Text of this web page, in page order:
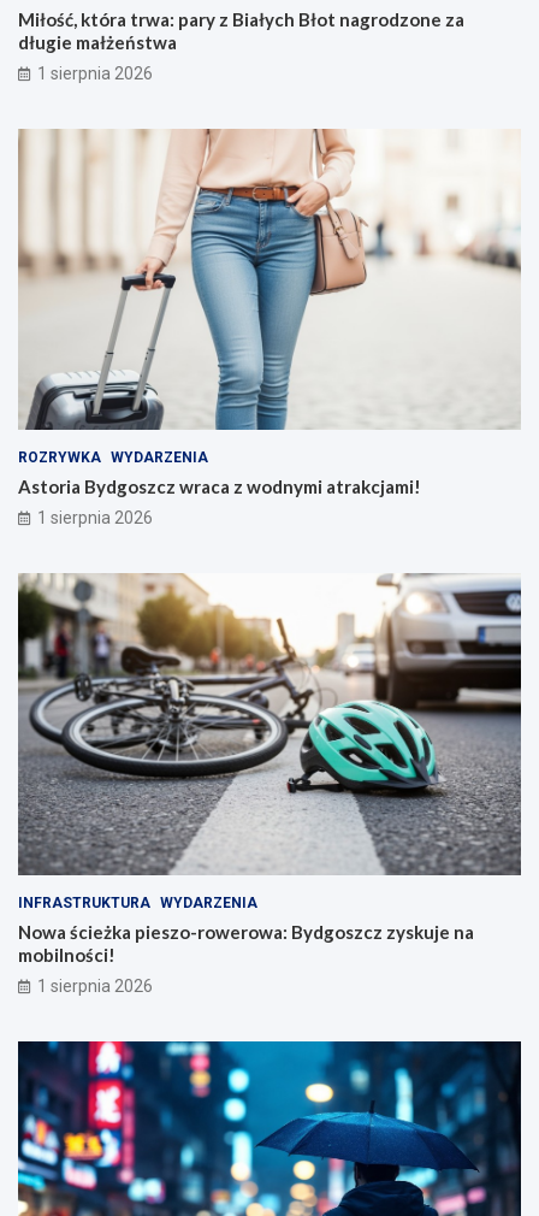
Miłość, która trwa: pary z Białych Błot nagrodzone za
długie małżeństwa
1 sierpnia 2026
ROZRYWKA WYDARZENIA
Astoria Bydgoszcz wraca z wodnymi atrakcjami!
1 sierpnia 2026
INFRASTRUKTURA WYDARZENIA
Nowa ścieżka pieszo-rowerowa: Bydgoszcz zyskuje na
mobilności!
1 sierpnia 2026